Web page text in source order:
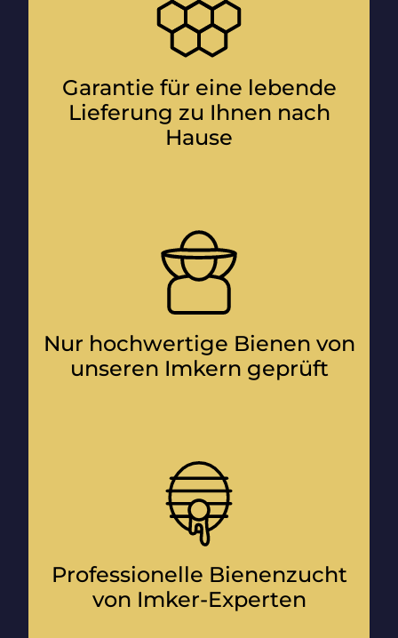
Garantie für eine lebende
Lieferung zu Ihnen nach
Hause
Nur hochwertige Bienen von
unseren Imkern geprüft
Professionelle Bienenzucht
von Imker-Experten